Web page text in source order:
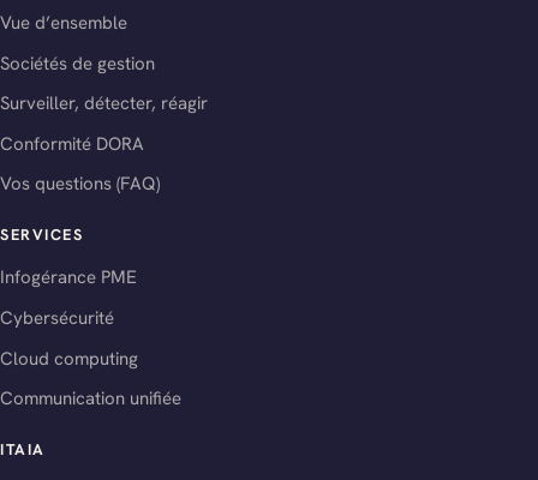
Vue d’ensemble
Sociétés de gestion
Surveiller, détecter, réagir
Conformité DORA
Vos questions (FAQ)
SERVICES
Infogérance PME
Cybersécurité
Cloud computing
Communication unifiée
ITAIA